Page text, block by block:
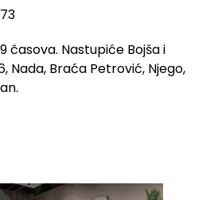
časova. Nastupiće Bojša i
Nada, Braća Petrović, Njego,